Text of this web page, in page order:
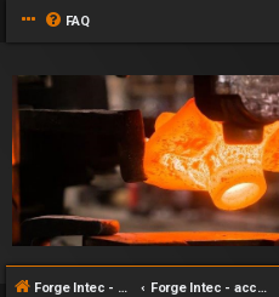
FAQ
Forge Intec - accueil Forge Intec - accueil